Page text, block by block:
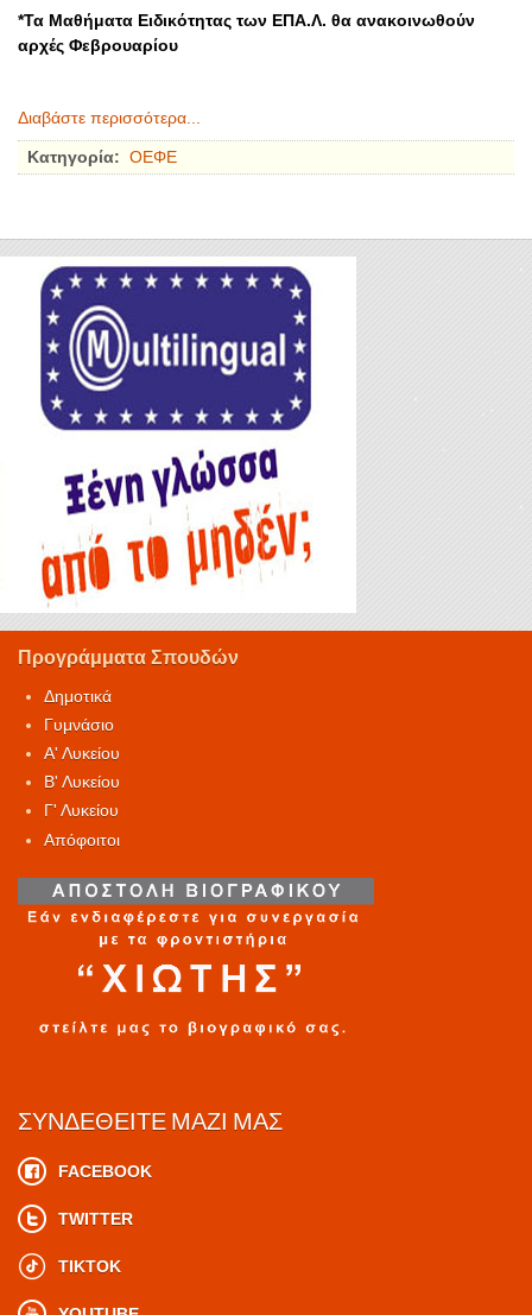
*Τα Μαθήματα Ειδικότητας των ΕΠΑ.Λ. θα ανακοινωθούν
αρχές Φεβρουαρίου
Διαβάστε περισσότερα...
Κατηγορία: ΟΕΦΕ
Προγράμματα Σπουδών
Δημοτικά
Γυμνάσιο
Α' Λυκείου
Β' Λυκείου
Γ' Λυκείου
Απόφοιτοι
ΣΥΝΔΕΘΕΊΤΕ ΜΑΖΊ ΜΑΣ
FACEBOOK
TWITTER
TIKTOK